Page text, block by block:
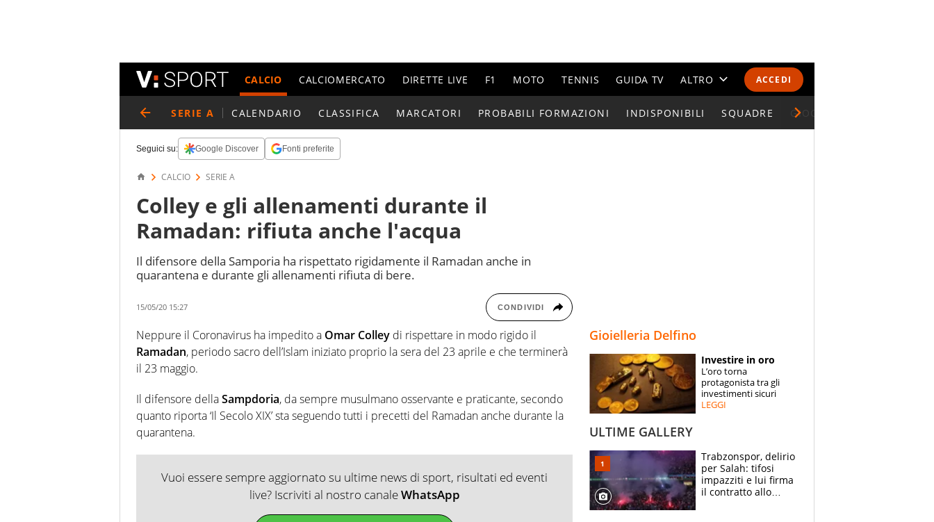
ACCEDI
CALCIO CALCIOMERCATO DIRETTE LIVE F1 MOTO TENNIS GUIDA TV ALTRO
CALENDARI E CLASSIFICHE
ESPERTI
CONTATTI
SERIE A CALENDARIO CLASSIFICA MARCATORI PROBABILI FORMAZIONI INDISPONIBILI SQUADRE GIOCATORI SERIE A
Seguici su: Google Discover Fonti preferite
CALCIO SERIE A
Colley e gli allenamenti durante il
Ramadan: rifiuta anche l'acqua
Il difensore della Samporia ha rispettato rigidamente il Ramadan anche in
quarantena e durante gli allenamenti rifiuta di bere.
15/05/20 15:27 CONDIVIDI
Neppure il Coronavirus ha impedito a Omar Colley di rispettare in modo rigido il
Ramadan, periodo sacro dell’Islam iniziato proprio la sera del 23 aprile e che terminerà
il 23 maggio.
Il difensore dellaSampdoria, da sempre musulmano osservante e praticante, secondo
quanto riporta ‘Il Secolo XIX’ sta seguendo tutti i precetti del Ramadan anche durante la
quarantena.
Vuoi essere sempre aggiornato su ultime news di sport, risultati ed eventi
live? Iscriviti al nostro canaleWhatsApp
Gioielleria Delfino
Investire in oro
L’oro torna
protagonista tra gli
investimenti sicuri
LEGGI
ULTIME GALLERY
Trabzonspor, delirio
per Salah: tifosi
impazziti e lui firma
il contratto allo